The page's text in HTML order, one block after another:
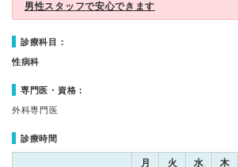
男性スタッフで安心できます
診療科目：
性病科
専門医・資格：
外科専門医
診療時間
月 火 水 木